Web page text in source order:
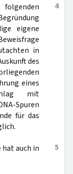
4
eigene
in
des
eines
mit
Spuren
für das
5
hat auch in